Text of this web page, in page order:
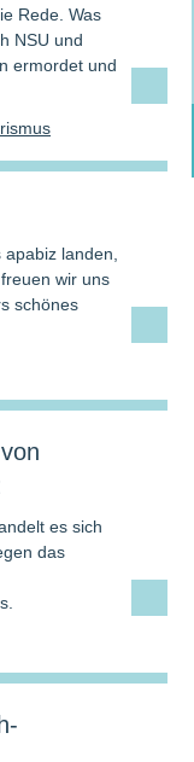
Rede. Was
NSU und
ermordet und
landen,
wir uns
schönes
es sich
das